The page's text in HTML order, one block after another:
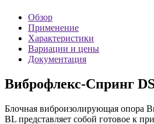
Обзор
Применение
Характеристики
Вариации и цены
Документация
Виброфлекс-Спринг
Блочная виброизолирующая опора
BL представляет собой готовое к